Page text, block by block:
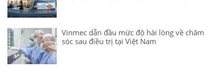
Vinmec dẫn đầu mức độ hài lòng về chăm
sóc sau điều trị tại Việt Nam